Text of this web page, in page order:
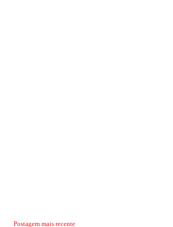
Postagem mais recente